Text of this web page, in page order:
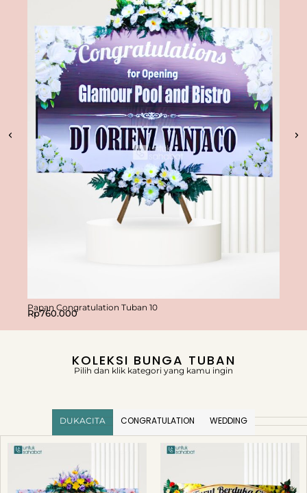
Papan Congratulation Tuban 10
Rp760.000
KOLEKSI BUNGA TUBAN
Pilih dan klik kategori yang kamu ingin
DUKACITA CONGRATULATION WEDDING